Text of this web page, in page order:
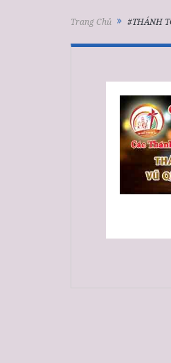
Trang Chủ #THÁNH